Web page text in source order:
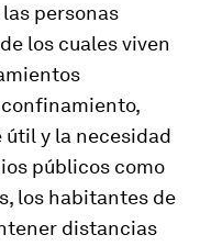
personas
los cuales viven
y la necesidad
públicos como
los habitantes de
distancias